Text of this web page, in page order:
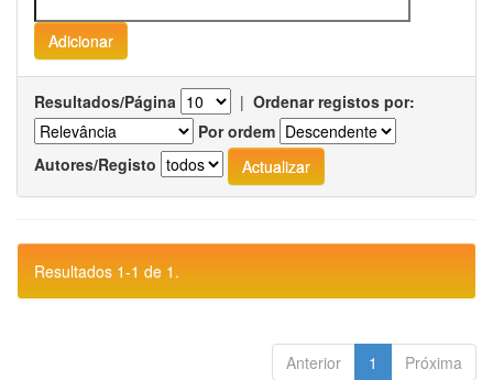
Resultados/Página | Ordenar registos por:
Por ordem
Autores/Registo
Resultados 1-1 de 1.
Anterior 1 Próxima